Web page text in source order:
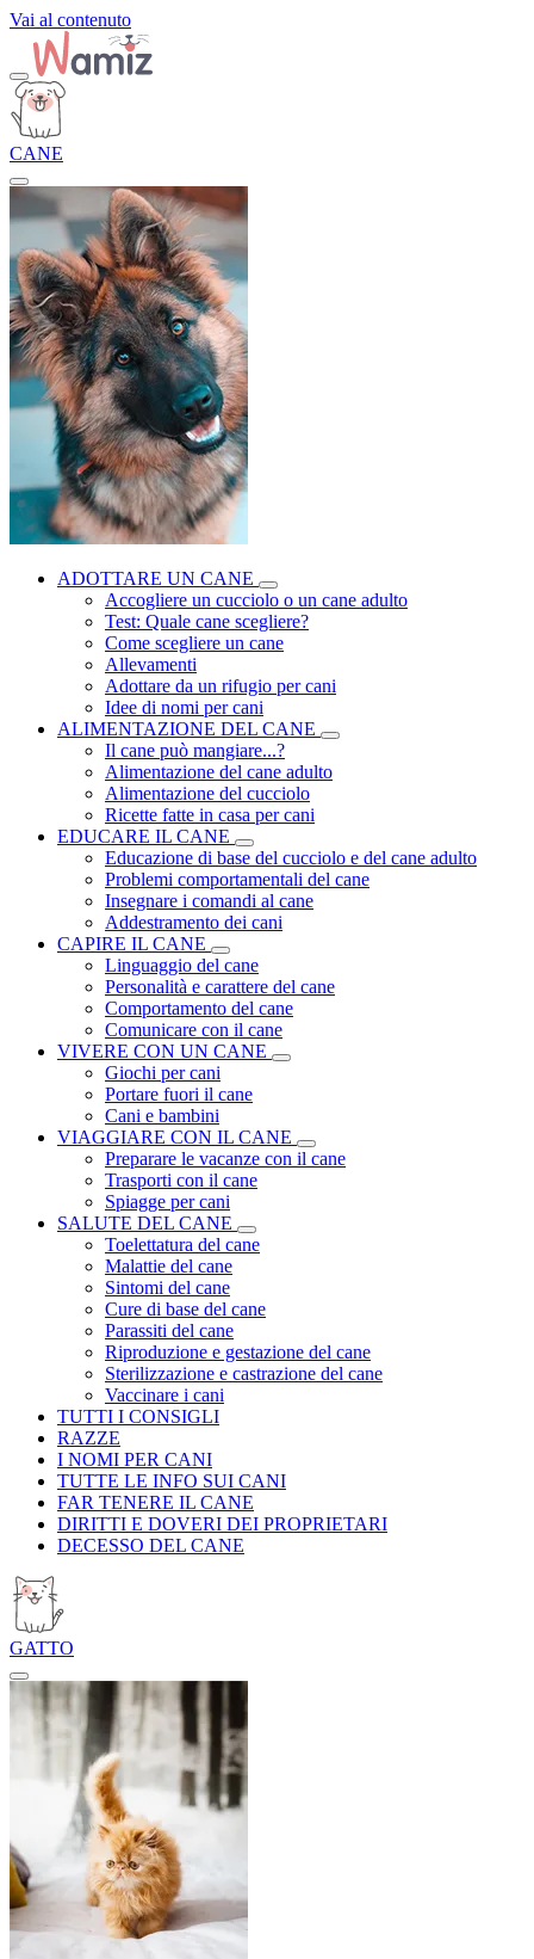
Vai al contenuto
CANE
ADOTTARE UN CANE
Accogliere un cucciolo o un cane adulto
Test: Quale cane scegliere?
Come scegliere un cane
Allevamenti
Adottare da un rifugio per cani
Idee di nomi per cani
ALIMENTAZIONE DEL CANE
Il cane può mangiare...?
Alimentazione del cane adulto
Alimentazione del cucciolo
Ricette fatte in casa per cani
EDUCARE IL CANE
Educazione di base del cucciolo e del cane adulto
Problemi comportamentali del cane
Insegnare i comandi al cane
Addestramento dei cani
CAPIRE IL CANE
Linguaggio del cane
Personalità e carattere del cane
Comportamento del cane
Comunicare con il cane
VIVERE CON UN CANE
Giochi per cani
Portare fuori il cane
Cani e bambini
VIAGGIARE CON IL CANE
Preparare le vacanze con il cane
Trasporti con il cane
Spiagge per cani
SALUTE DEL CANE
Toelettatura del cane
Malattie del cane
Sintomi del cane
Cure di base del cane
Parassiti del cane
Riproduzione e gestazione del cane
Sterilizzazione e castrazione del cane
Vaccinare i cani
TUTTI I CONSIGLI
RAZZE
I NOMI PER CANI
TUTTE LE INFO SUI CANI
FAR TENERE IL CANE
DIRITTI E DOVERI DEI PROPRIETARI
DECESSO DEL CANE
GATTO